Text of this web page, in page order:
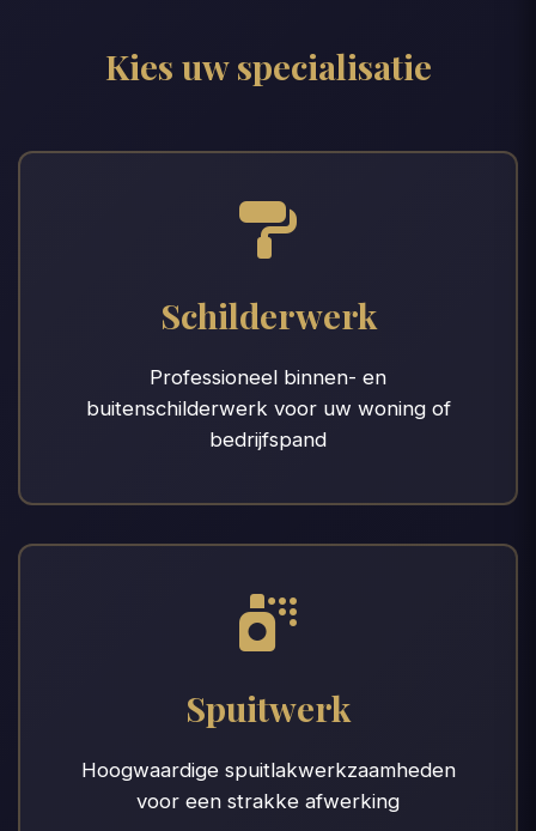
Kies uw specialisatie
Schilderwerk
Professioneel binnen- en
buitenschilderwerk voor uw woning of
bedrijfspand
Spuitwerk
Hoogwaardige spuitlakwerkzaamheden
voor een strakke afwerking